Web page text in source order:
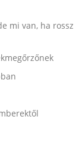
mi van, ha rossz